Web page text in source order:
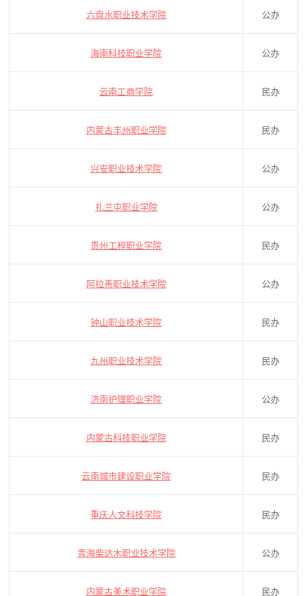
六盘水职业技术学院 公办
海南科技职业学院 公办
云南工商学院 民办
内蒙古丰州职业学院 民办
兴安职业技术学院 公办
扎兰屯职业学院 公办
贵州工程职业学院 民办
阿拉善职业技术学院 公办
钟山职业技术学院 民办
九州职业技术学院 民办
济南护理职业学院 公办
内蒙古科技职业学院 民办
云南城市建设职业学院 民办
重庆人文科技学院 民办
青海柴达木职业技术学院 公办
内蒙古美术职业学院 民办